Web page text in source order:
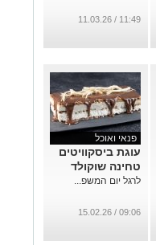
11:49 / 11.03.26
פנאי ואוכל
עוגת ביסקוויטים
טחינה שוקולד
לרגל יום המשפ...
09:06 / 15.02.26